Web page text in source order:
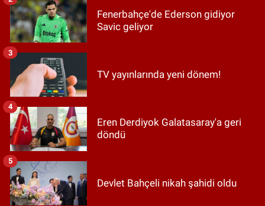
Fenerbahçe'de Ederson gidiyor
Savic geliyor
TV yayınlarında yeni dönem!
3
Eren Derdiyok Galatasaray'a geri
döndü
4
Devlet Bahçeli nikah şahidi oldu
5